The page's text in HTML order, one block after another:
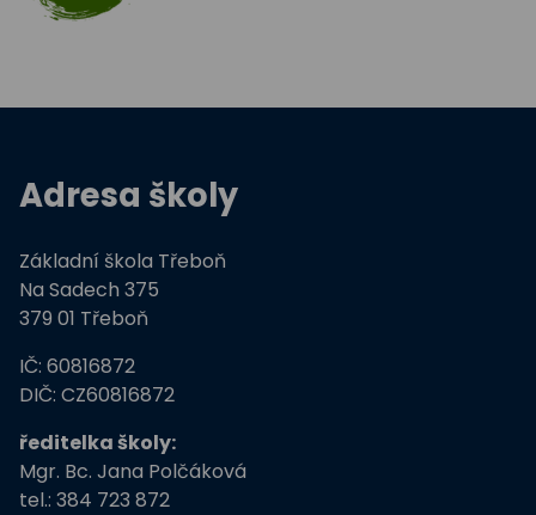
Adresa školy
Základní škola Třeboň
Na Sadech 375
379 01 Třeboň
IČ: 60816872
DIČ: CZ60816872
ředitelka školy:
Mgr. Bc. Jana Polčáková
tel.: 384 723 872